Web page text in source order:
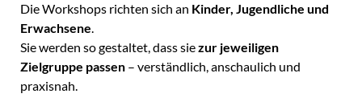
Die Workshops richten sich an Kinder, Jugendliche und
Erwachsene.
Sie werden so gestaltet, dass siezur jeweiligen
Zielgruppe passen – verständlich, anschaulich und
praxisnah.